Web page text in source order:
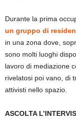
Durante la prima
un gruppo di
in una zona dove,
sono molti luoghi
lavoro di mediazione
rivelatosi poi vano, di
attivisti nello spazio.
ASCOLTA